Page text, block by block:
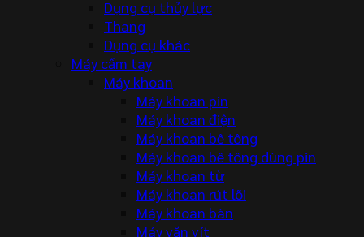
Dụng cụ thủy lực
Thang
Dụng cụ khác
Máy cầm tay
Máy khoan
Máy khoan pin
Máy khoan điện
Máy khoan bê tông
Máy khoan bê tông dùng pin
Máy khoan từ
Máy khoan rút lõi
Máy khoan bàn
Máy vặn vít